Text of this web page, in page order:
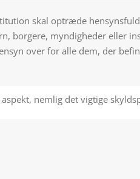
skal optræde
borgere, myndigheder eller
over for alle dem, der
nemlig det vigtige